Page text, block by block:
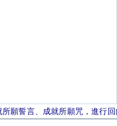
願誓言、成就所願咒，進行回